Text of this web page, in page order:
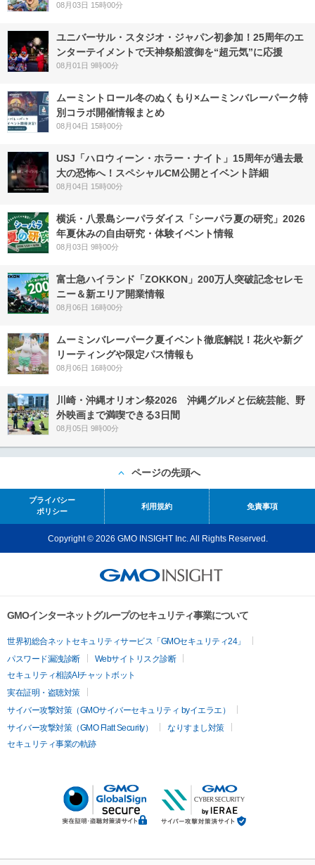
08月03日 15時00分
ユニバーサル・スタジオ・ジャパン初参加！25周年のエ
ンターテイメントで天神祭船渡御を“超元気”に応援
08月01日 9時00分
ムーミントロール冬のぬくもり×ムーミンバレーパーク特
別コラボ開催情報まとめ
08月04日 15時00分
USJ「ハロウィーン・ホラー・ナイト」15周年が過去最
大の恐怖へ！スペシャルCM公開とイベント詳細
08月04日 15時00分
横浜・八景島シーパラダイス「シーパラ夏の研究」2026
年夏休みの自由研究・体験イベント情報
08月03日 9時00分
富士急ハイランド「ZOKKON」200万人突破記念セレモ
ニー＆新エリア開業情報
08月06日 16時00分
ムーミンバレーパーク夏イベント徹底解説！花火や新グ
リーティングや限定パス情報も
08月06日 16時00分
川崎・沖縄オリオン祭2026 沖縄グルメと伝統芸能、野
外映画まで満喫できる3日間
08月05日 9時00分
ページの先頭へ
プライバシー
ポリシー
利用規約 免責事項
Copyright © 2026 GMO INSIGHT Inc. All Rights Reserved.
GMOインターネットグループのセキュリティ事業について
世界初総合ネットセキュリティサービス「GMOセキュリティ24」
パスワード漏洩診断
Webサイトリスク診断
セキュリティ相談AIチャットボット
実在証明・盗聴対策
サイバー攻撃対策（GMOサイバーセキュリティ byイエラエ）
サイバー攻撃対策（GMO Flatt Security）
なりすまし対策
セキュリティ事業の軌跡